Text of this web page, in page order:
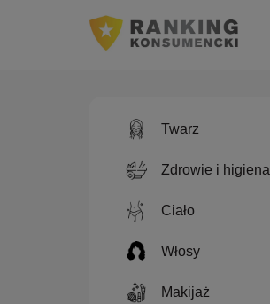
Twarz
Zdrowie i higiena
Ciało
Włosy
Makijaż